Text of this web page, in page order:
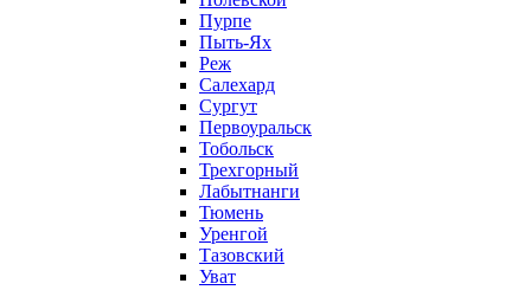
Пурпе
Пыть-Ях
Реж
Салехард
Сургут
Первоуральск
Тобольск
Трехгорный
Лабытнанги
Тюмень
Уренгой
Тазовский
Уват